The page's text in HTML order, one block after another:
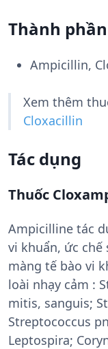
Thành phần
Ampicillin,
Xem thêm
Cloxacillin
Tác dụng
Thuốc
Ampicilline tác
vi khuẩn, ức
màng tế bào vi
loài nhạy cảm :
mitis, sanguis;
Streptococcus
Leptospira;